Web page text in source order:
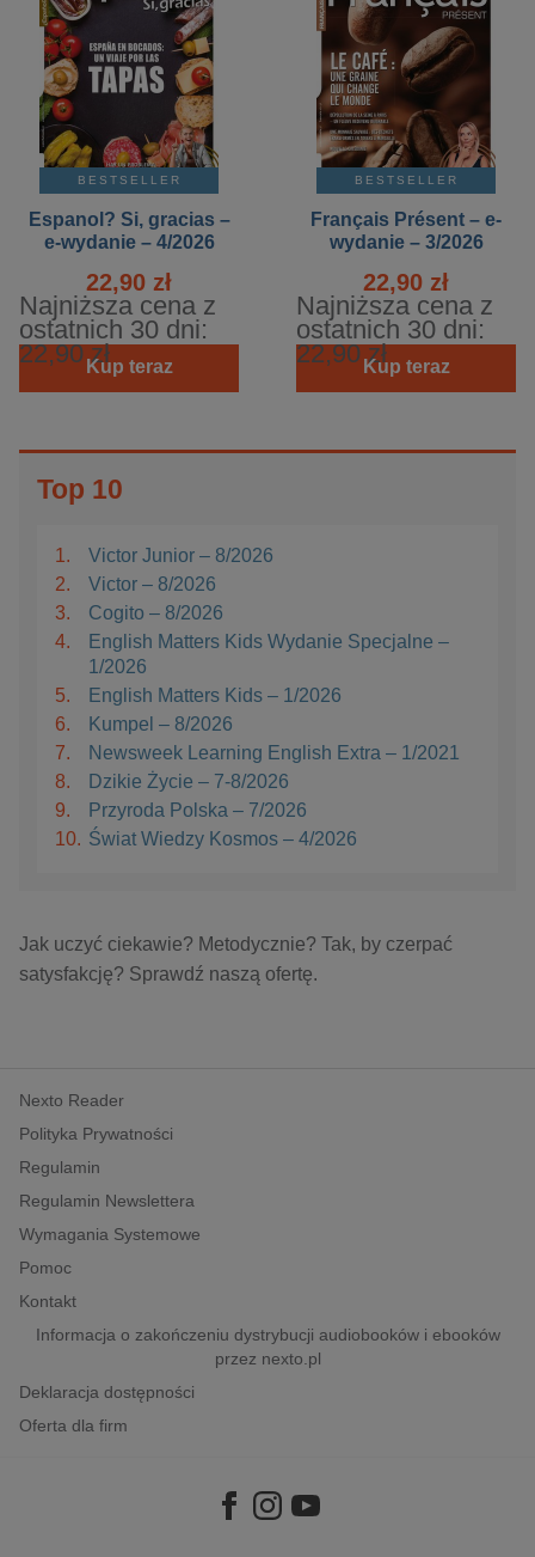
Jak uczyć ciekawie? Metodycznie? Tak, by czerpać
satysfakcję? Sprawdź naszą ofertę.
BESTSELLER
Espanol? Si, gracias –
e-wydanie – 4/2026
22,90 zł
Najniższa cena z
ostatnich 30 dni:
22,90 złKup teraz
BESTSELLER
Français Présent – e-
wydanie – 3/2026
22,90 zł
Najniższa cena z
ostatnich 30 dni:
22,90 złKup teraz
Top 10
1.
Victor Junior – 8/2026
2.
Victor – 8/2026
3.
Cogito – 8/2026
4.
English Matters Kids Wydanie Specjalne –
1/2026
5.
English Matters Kids – 1/2026
6.
Kumpel – 8/2026
7.
Newsweek Learning English Extra – 1/2021
8.
Dzikie Życie – 7-8/2026
9.
Przyroda Polska – 7/2026
10. Świat Wiedzy Kosmos – 4/2026
Nexto Reader
Polityka Prywatności
Regulamin
Regulamin Newslettera
Wymagania Systemowe
Pomoc
Kontakt
Informacja o zakończeniu dystrybucji audiobooków i ebooków
przez nexto.pl
Deklaracja dostępności
Oferta dla firm